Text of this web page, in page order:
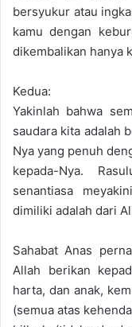
bersyukur atau
kamu dengan
dikembalikan hanya
Kedua:
Yakinlah bahwa
saudara kita adalah
Nya yang penuh
kepada-Nya.
senantiasa
dimiliki adalah dari
Sahabat Anas
Allah berikan
harta, dan anak,
(semua atas